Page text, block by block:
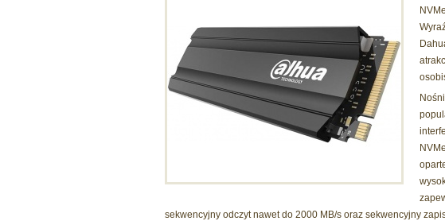
sekwencyjny odczyt nawet do 2000 MB/s oraz sekwencyjny